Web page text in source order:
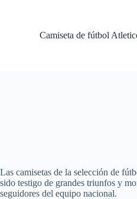
d
o
Camiseta de fútbol
Las camisetas de la selección de
sido testigo de grandes triunfos y
seguidores del equipo nacional.